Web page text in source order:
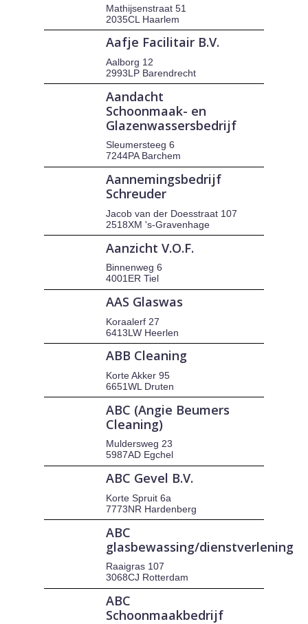
Mathijsenstraat 51
2035CL Haarlem
Aafje Facilitair B.V.
Aalborg 12
2993LP Barendrecht
Aandacht
Schoonmaak- en
Glazenwassersbedrijf
Sleumersteeg 6
7244PA Barchem
Aannemingsbedrijf
Schreuder
Jacob van der Doesstraat 107
2518XM 's-Gravenhage
Aanzicht V.O.F.
Binnenweg 6
4001ER Tiel
AAS Glaswas
Koraalerf 27
6413LW Heerlen
ABB Cleaning
Korte Akker 95
6651WL Druten
ABC (Angie Beumers
Cleaning)
Muldersweg 23
5987AD Egchel
ABC Gevel B.V.
Korte Spruit 6a
7773NR Hardenberg
ABC
glasbewassing/dienstverlening
Raaigras 107
3068CJ Rotterdam
ABC
Schoonmaakbedrijf